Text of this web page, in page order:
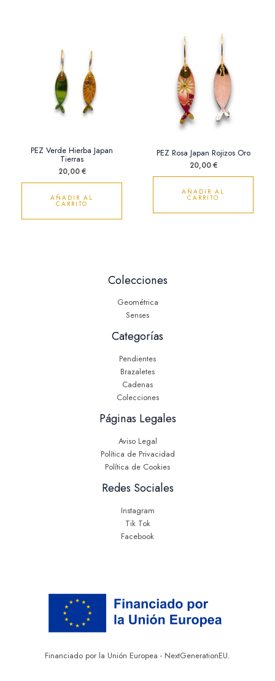
PEZ Verde Hierba Japan
Tierras
20,00€
AÑADIR AL
CARRITO
PEZ Rosa Japan Rojizos Oro
20,00€
AÑADIR AL
CARRITO
Colecciones
Geométrica
Senses
Categorías
Pendientes
Brazaletes
Cadenas
Colecciones
Páginas Legales
Aviso Legal
Política de Privacidad
Política de Cookies
Redes Sociales
Instagram
Tik Tok
Facebook
Financiado por la Unión Europea - NextGenerationEU.